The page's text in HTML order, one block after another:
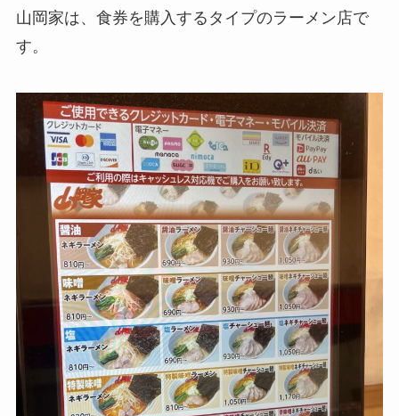
山岡家は、食券を購入するタイプのラーメン店で
す。